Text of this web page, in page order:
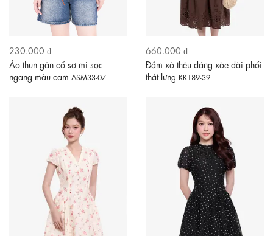
230.000 ₫
Áo thun gân cổ sơ mi sọc
ngang màu cam ASM33-07
660.000 ₫
Đầm xô thêu dáng xòe dài phối
thắt lưng KK189-39